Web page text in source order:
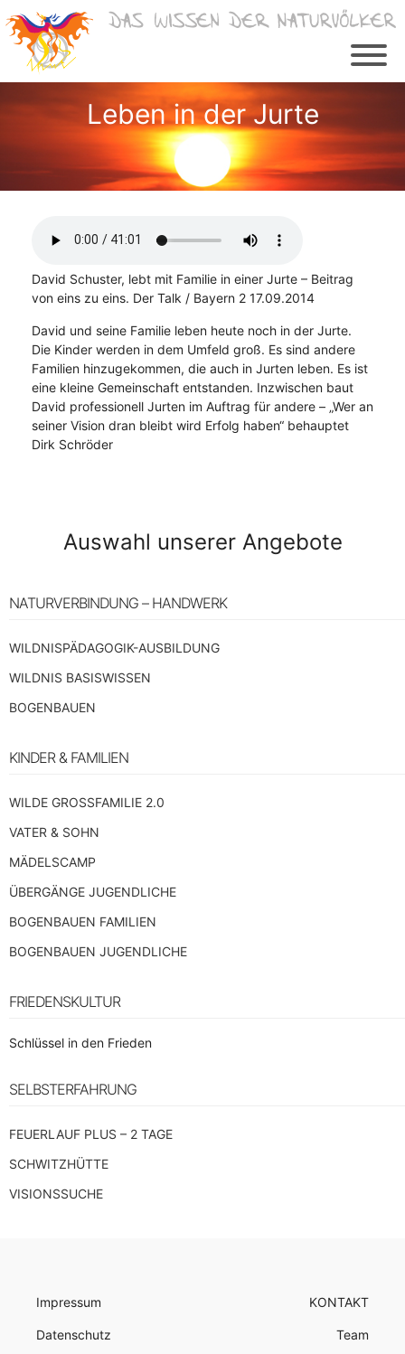
Inhalt
springen
Leben in der Jurte
David Schuster, lebt mit Familie in einer Jurte – Beitrag
von eins zu eins. Der Talk / Bayern 2 17.09.2014
David und seine Familie leben heute noch in der Jurte.
Die Kinder werden in dem Umfeld groß. Es sind andere
Familien hinzugekommen, die auch in Jurten leben. Es ist
eine kleine Gemeinschaft entstanden. Inzwischen baut
David professionell Jurten im Auftrag für andere – „Wer an
seiner Vision dran bleibt wird Erfolg haben“ behauptet
Dirk Schröder
Auswahl unserer Angebote
NATURVERBINDUNG – HANDWERK
WILDNISPÄDAGOGIK-AUSBILDUNG
WILDNIS BASISWISSEN
BOGENBAUEN
KINDER & FAMILIEN
WILDE GROSSFAMILIE 2.0
VATER & SOHN
MÄDELSCAMP
ÜBERGÄNGE JUGENDLICHE
BOGENBAUEN FAMILIEN
BOGENBAUEN JUGENDLICHE
FRIEDENSKULTUR
Schlüssel in den Frieden
SELBSTERFAHRUNG
FEUERLAUF PLUS – 2 TAGE
SCHWITZHÜTTE
VISIONSSUCHE
Impressum
Datenschutz
KONTAKT
Team